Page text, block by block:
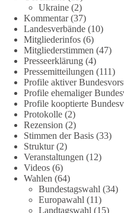
🟩🟩🟦🟦🟥🟥🟧🟧
Quelle:#section-6092974"
rel="noreferrer">https://
nte-strategische-ausrichtung
#dieBasis #Umfrage
659 669 26
DieBasis
23 Stunden zuvor
💧 Wasser ist kein globales
Ukraine (2)
Kommentar(37)
Landesverbände (10)
Mitgliederinfos (6)
Mitgliederstimmen (47)
Presseerklärung (4)
Pressemitteilungen (111)
Profile aktiver
Profile ehemaliger
Profile kooptierte
Protokolle (2)
Rezension (2)
Stimmen der Basis (33)
Struktur(2)
Veranstaltungen (12)
Videos (6)
Wahlen (64)
Bundestagswahl (34)
Europawahl (11)
Landtagswahl (15)